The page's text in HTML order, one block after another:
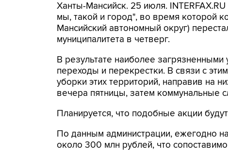
Ханты-Мансийск. 25 июля.
мы, такой и город", во время которой
Мансийский автономный округ)
муниципалитета в четверг.
В результате наиболее
переходы и перекрестки. В связи с
уборки этих территорий, направив на
вечера пятницы, затем коммунальные
Планируется, что подобные акции
По данным администрации, ежегодно
около 300 млн рублей, что